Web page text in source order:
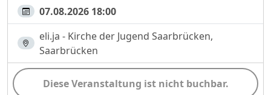
07.08.2026 18:00
eli.ja - Kirche der Jugend Saarbrücken,
Saarbrücken
Diese Veranstaltung ist nicht buchbar.